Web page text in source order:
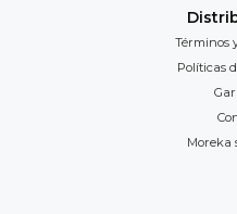
Términos
Políticas
Moreka